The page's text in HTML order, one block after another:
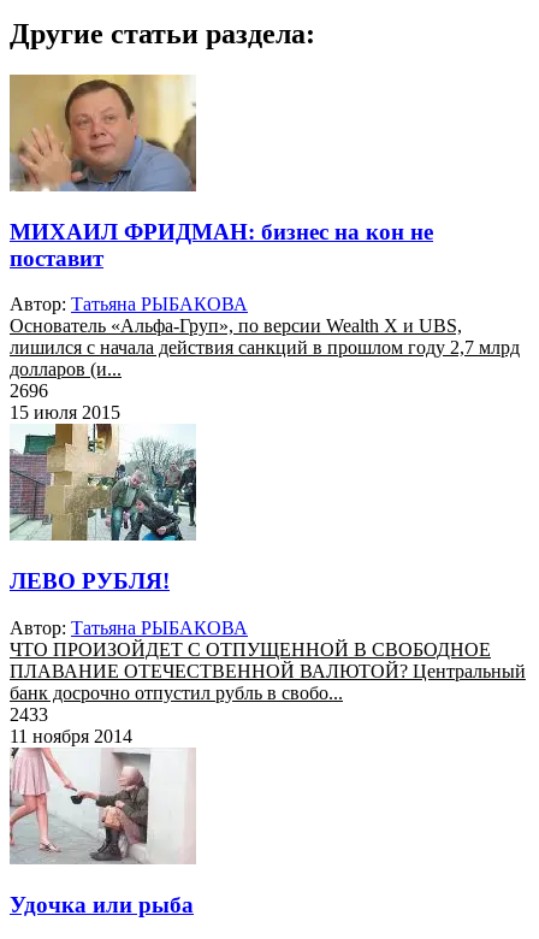
Другие статьи раздела:
МИХАИЛ ФРИДМАН: бизнес на кон не
поставит
Автор: Татьяна РЫБАКОВА
Основатель «Альфа-Груп», по версии Wealth X и UBS,
лишился с начала действия санкций в прошлом году 2,7 млрд
долларов (и...
2696
15 июля 2015
ЛЕВО РУБЛЯ!
Автор: Татьяна РЫБАКОВА
ЧТО ПРОИЗОЙДЕТ С ОТПУЩЕННОЙ В СВОБОДНОЕ
ПЛАВАНИЕ ОТЕЧЕСТВЕННОЙ ВАЛЮТОЙ? Центральный
банк досрочно отпустил рубль в свобо...
2433
11 ноября 2014
Удочка или рыба